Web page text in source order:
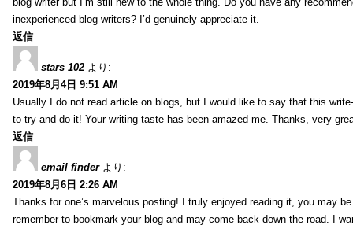
inexperienced blog writers? I’d genuinely appreciate it.
返信
stars 102 より:
2019年8月4日 9:51 AM
Usually I do not read article on blogs, but I would like to say that this
to try and do it! Your writing taste has been amazed me. Thanks, very
返信
email finder より:
2019年8月6日 2:26 AM
Thanks for one’s marvelous posting! I truly enjoyed reading it, you may
remember to bookmark your blog and may come back down the road. I